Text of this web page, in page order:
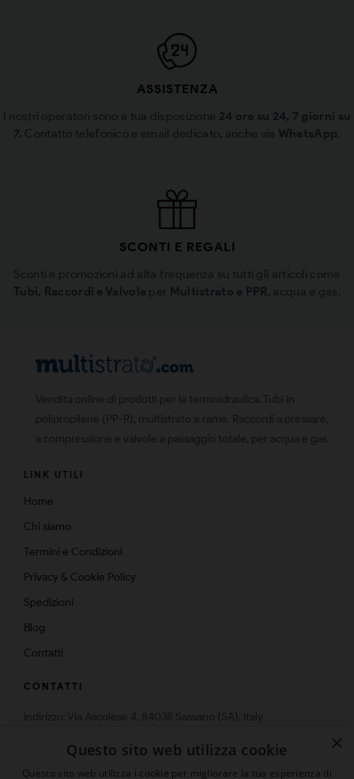
ASSISTENZA
I nostri operatori sono a tua disposizione 24 ore su 24, 7 giorni su
7. Contatto telefonico e email dedicato, anche via WhatsApp
SCONTI E REGALI
Sconti e promozioni ad alta frequenza su tutti gli articoli come
Tubi, Raccordi e Valvole per Multistrato e PPR , acqua e gas.
LINK UTILI
Home
Chi siamo
Termini e Condizioni
Privacy & Cookie Policy
Spedizioni
Blog
Contatti
CONTATTI
Email: info@multistrato.com
×
Questo sito web utilizza cookie
Questo sito web utilizza i cookie per migliorare la tua esperienza di